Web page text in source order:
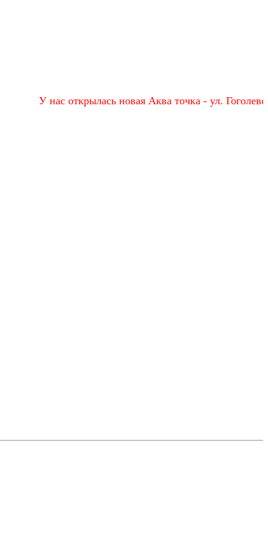
нас открылась новая Аква точка - ул. Гоголевская,